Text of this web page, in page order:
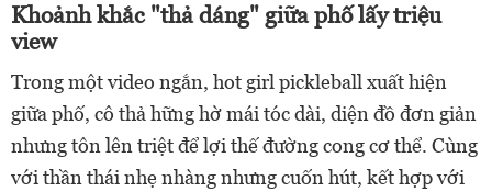
Khoảnh khắc "thả dáng" giữa phố lấy triệu
view
Trong một video ngắn, hot girl pickleball xuất hiện
giữa phố, cô thả hững hờ mái tóc dài, diện đồ đơn giản
nhưng tôn lên triệt để lợi thế đường cong cơ thể. Cùng
với thần thái nhẹ nhàng nhưng cuốn hút, kết hợp với